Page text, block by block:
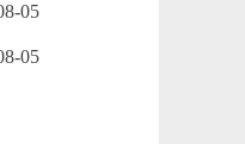
05
05